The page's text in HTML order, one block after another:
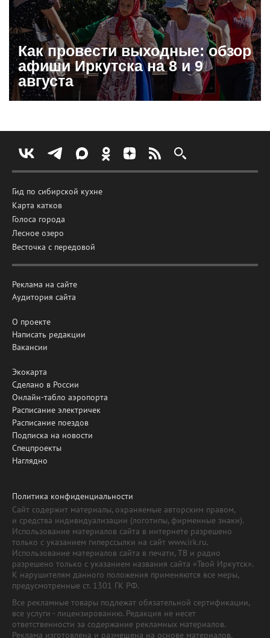
Как провести выходные: обзор
афиши Иркутска на 8 и 9
августа
Гид по сибирской кухне
Карта катков
Голоса города
Лесное озеро
Весточка с передовой
Реклама на сайте
Аудитория сайта
О проекте
Написать редакции
Вакансии
Экокарта
Сделано в России
Онлайн-табло аэропорта
Расписание электричек
Расписание поездов
Подписка на новости
Спецпроекты
Наглядно
Политика конфиденциальности
Сайт содержит материалы, охраняемые авторским правом,
и средства индивидуализации (логотипы, фирменные знаки).
Использование материалов сайта в интернете разрешено
только с указанием гиперссылки на сайт www.irk.ru.
Использование материалов сайта в печати, ТВ и радио
разрешено только с указанием названия сайта «Твой Иркутск».
К нарушителям данного положения применяются все меры,
предусмотренные ст. 1301 ГК РФ.
Все рекламные товары подлежат обязательной сертификации,
все услуги - лицензированию. Редакция не несет
ответственности за содержание рекламных материалов.
Реклама изготовлена и размещена на основе материалов,